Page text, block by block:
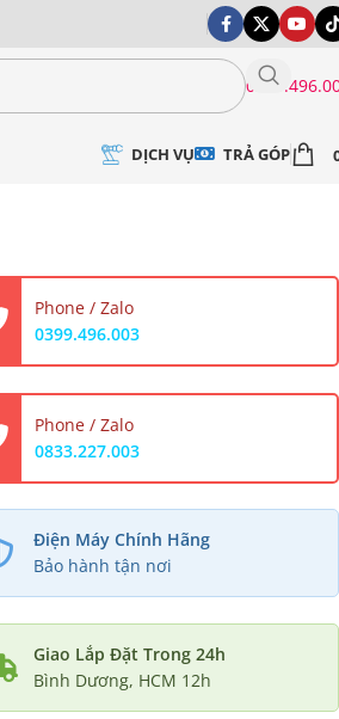
DỊCH VỤ TRẢ GÓP
Phone / Zalo
0399.496.003
Phone / Zalo
0833.227.003
Điện Máy Chính Hãng
Bảo hành tận nơi
Giao Lắp Đặt Trong 24h
Bình Dương, HCM 12h